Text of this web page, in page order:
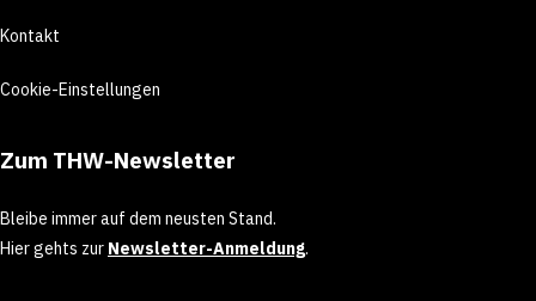
Kontakt
Cookie-Einstellungen
Zum THW-Newsletter
Bleibe immer auf dem neusten Stand.
Hier gehts zur Newsletter-Anmeldung.